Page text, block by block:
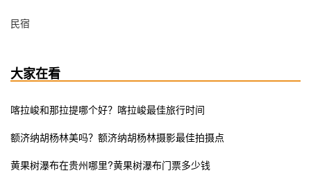
民宿
大家在看
喀拉峻和那拉提哪个好？喀拉峻最佳旅行时间
额济纳胡杨林美吗？额济纳胡杨林摄影最佳拍摄点
黄果树瀑布在贵州哪里?黄果树瀑布门票多少钱